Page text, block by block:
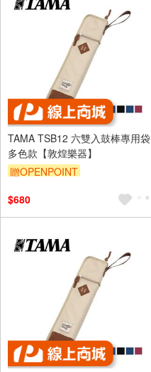
TAMA TSB12 六雙入鼓棒專用袋
多色款【敦煌樂器】
贈OPENPOINT
$680